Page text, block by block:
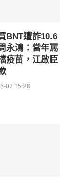
BNT遭詐10.6
鴻：當年罵
疫苗，江啟臣
07 15:28